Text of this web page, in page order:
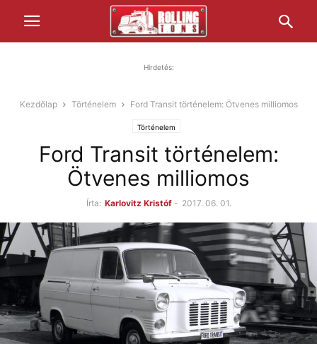
Hirdetés:
Kezdőlap Történelem Ford Transit történelem: Ötvenes milliomos
Történelem
Ford Transit történelem:
Ötvenes milliomos
Írta: Karlovitz Kristóf - 2017. 06. 01.